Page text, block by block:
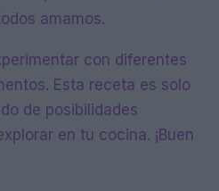
amamos.
con diferentes
Esta receta es solo
de posibilidades
en tu cocina. ¡Buen